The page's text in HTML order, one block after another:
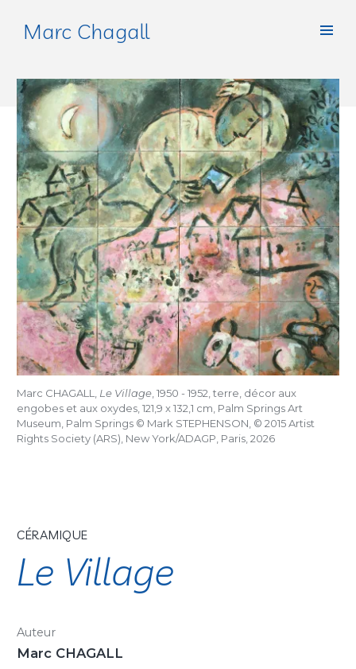
Marc Chagall
CÉRAMIQUE
Le Village
Auteur
Marc CHAGALL
Marc CHAGALL, Le Village, 1950 - 1952, terre, décor aux
engobes et aux oxydes, 121,9 x 132,1 cm, Palm Springs Art
Museum, Palm Springs © Mark STEPHENSON, © 2015 Artist
Rights Society (ARS), New York/ADAGP, Paris, 2026